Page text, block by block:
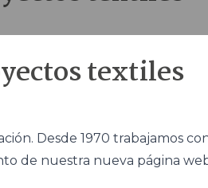
textiles
Desde 1970 trabajamos
de nuestra nueva página